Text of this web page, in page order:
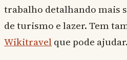
trabalho detalhando mais
de turismo e lazer. Tem
Wikitravelque pode ajudar.